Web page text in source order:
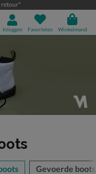
retour*
Inloggen Favorieten Winkelmand
Gevoerde boots